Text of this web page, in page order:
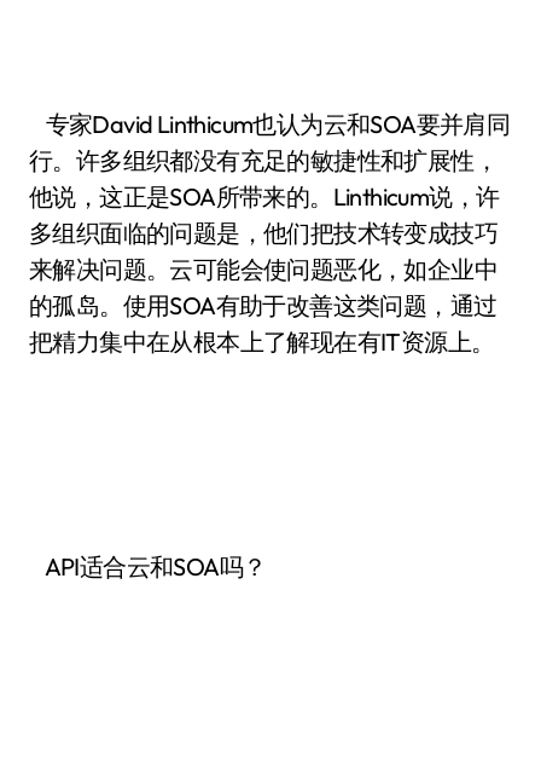
专家David Linthicum也认为云和SOA要并肩同
行。许多组织都没有充足的敏捷性和扩展性，
他说，这正是SOA所带来的。Linthicum说，许
多组织面临的问题是，他们把技术转变成技巧
来解决问题。云可能会使问题恶化，如企业中
的孤岛。使用SOA有助于改善这类问题，通过
把精力集中在从根本上了解现在有IT资源上。
API适合云和SOA吗？